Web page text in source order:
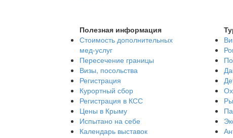
Полезная информация
Стоимость дополнительных
мед-услуг
Пересечение границы
Визы, посольства
Регистрация
Курортный сбор
Регистрация в КСС
Цены в Крыму
Испытано на себе
Календарь выставок